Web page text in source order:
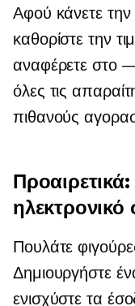
Αφού κάνετε την
καθορίστε την
αναφέρετεστο
όλες τις
πιθανούς
Πουλάτε
Δημιουργήστε
ενισχύστε τα